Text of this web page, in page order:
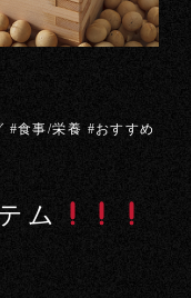
#食事/栄養 #おすすめ
ム